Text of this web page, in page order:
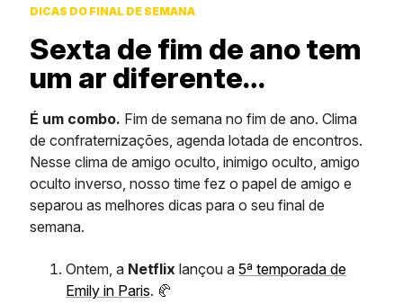
DICAS DO FINAL DE SEMANA
Sexta de fim de ano tem
um ar diferente…
É um combo. Fim de semana no fim de ano. Clima
de confraternizações, agenda lotada de encontros.
Nesse clima de amigo oculto, inimigo oculto, amigo
oculto inverso, nosso time fez o papel de amigo e
separou as melhores dicas para o seu final de
semana.
Ontem, a Netflix lançou a 5ª temporada de
Emily in Paris. 🥐